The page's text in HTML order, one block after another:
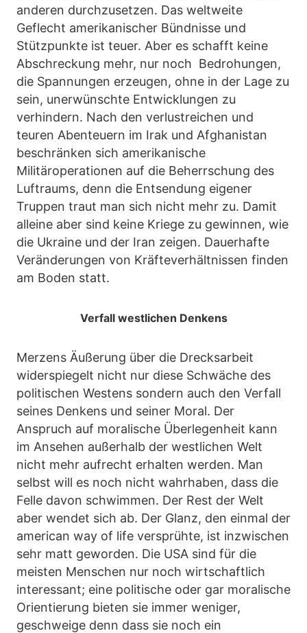
anderen durchzusetzen. Das weltweite
Geflecht amerikanischer Bündnisse und
Stützpunkte ist teuer. Aber es schafft keine
Abschreckung mehr, nur noch Bedrohungen,
die Spannungen erzeugen, ohne in der Lage zu
sein, unerwünschte Entwicklungen zu
verhindern. Nach den verlustreichen und
teuren Abenteuern im Irak und Afghanistan
beschränken sich amerikanische
Militäroperationen auf die Beherrschung des
Luftraums, denn die Entsendung eigener
Truppen traut man sich nicht mehr zu. Damit
alleine aber sind keine Kriege zu gewinnen, wie
die Ukraine und der Iran zeigen. Dauerhafte
Veränderungen von Kräfteverhältnissen finden
am Boden statt.
Verfall westlichen Denkens
Merzens Äußerung über die Drecksarbeit
widerspiegelt nicht nur diese Schwäche des
politischen Westens sondern auch den Verfall
seines Denkens und seiner Moral. Der
Anspruch auf moralische Überlegenheit kann
im Ansehen außerhalb der westlichen Welt
nicht mehr aufrecht erhalten werden. Man
selbst will es noch nicht wahrhaben, dass die
Felle davon schwimmen. Der Rest der Welt
aber wendet sich ab. Der Glanz, den einmal der
american way of life versprühte, ist inzwischen
sehr matt geworden. Die USA sind für die
meisten Menschen nur noch wirtschaftlich
interessant; eine politische oder gar moralische
Orientierung bieten sie immer weniger,
geschweige denn dass sie noch ein